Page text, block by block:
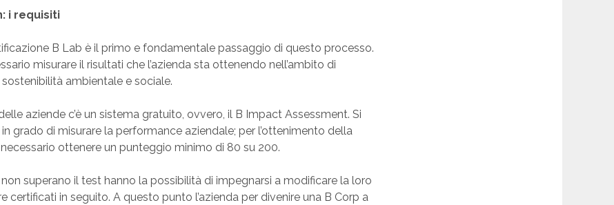
i requisiti
B Lab è il primo e fondamentale passaggio di questo processo.
misurare il risultati che l’azienda sta ottenendo nell’ambito di
ambientale e sociale.
aziende c’è un sistema gratuito, ovvero, il B Impact Assessment. Si
grado di misurare la performance aziendale; per l’ottenimento della
ottenere un punteggio minimo di 80 su 200.
superano il test hanno la possibilità di impegnarsi a modificare la loro
certificati in seguito. A questo punto l’azienda per divenire una B Corp a